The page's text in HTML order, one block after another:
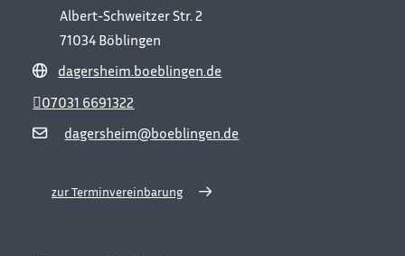
Albert-Schweitzer Str. 2
71034 Böblingen
dagersheim.boeblingen.de
dagersheim@boeblingen.de
07031 6691322
zur Terminvereinbarung